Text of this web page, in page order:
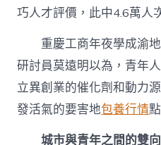
巧人才評價，此中4.6萬人
重慶工商年夜學成渝
研討員莫遠明以為，青年
立異創業的催化劑和動力
發活氣的要害地包養行情
城市與青年之間的雙